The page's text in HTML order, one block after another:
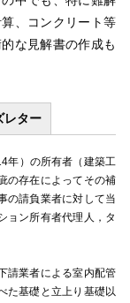
、コンクリート等
な見解書の作成も
レター
年）の所有者（建築工
の存在によってその補
の請負業者に対して当
ョン所有者代理人，タ
請業者による室内配管
た基礎と立上り基礎以